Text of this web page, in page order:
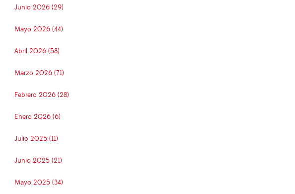
Junio 2026 (29)
Mayo 2026 (44)
Abril 2026 (58)
Marzo 2026 (71)
Febrero 2026 (28)
Enero 2026 (6)
Julio 2025 (11)
Junio 2025 (21)
Mayo 2025 (34)